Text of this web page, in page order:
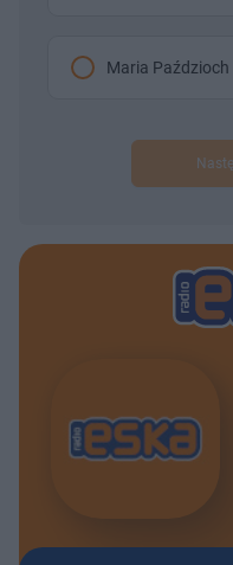
Maria Paździoch